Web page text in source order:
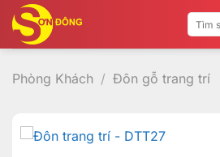
qua
nội
dung
Tìm
kiếm:
Phòng Khách / Đôn gỗ trang trí